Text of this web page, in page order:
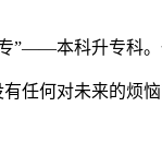
”——本科升专科。
任何对未来的烦恼